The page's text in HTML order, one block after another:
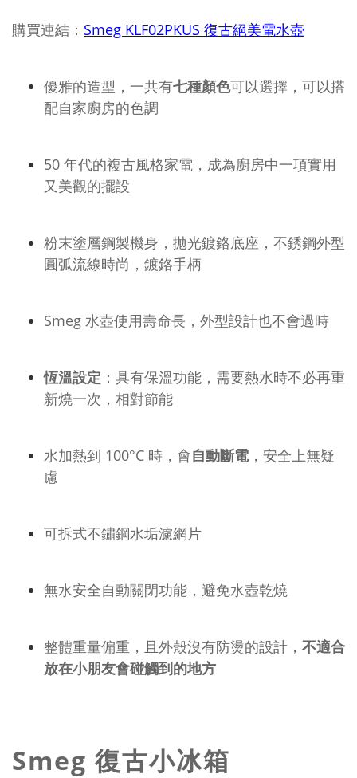
購買連結： Smeg KLF02PKUS 復古絕美電水壺
優雅的造型，一共有七種顏色可以選擇，可以搭
配自家廚房的色調
50 年代的複古風格家電，成為廚房中一項實用
又美觀的擺設
粉末塗層鋼製機身，拋光鍍鉻底座，不銹鋼外型
圓弧流線時尚，鍍鉻手柄
Smeg 水壺使用壽命長，外型設計也不會過時
恆溫設定 ：具有保溫功能，需要熱水時不必再重
新燒一次，相對節能
水加熱到 100°C 時，會自動斷電，安全上無疑
慮
可拆式不鏽鋼水垢濾網片
無水安全自動關閉功能，避免水壺乾燒
整體重量偏重，且外殼沒有防燙的設計， 不適合
放在小朋友會碰觸到的地方
Smeg 復古小冰箱